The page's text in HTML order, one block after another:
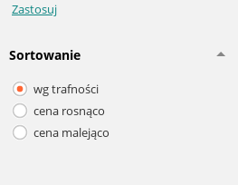
Zastosuj
Sortowanie
wg trafności
cena rosnąco
cena malejąco